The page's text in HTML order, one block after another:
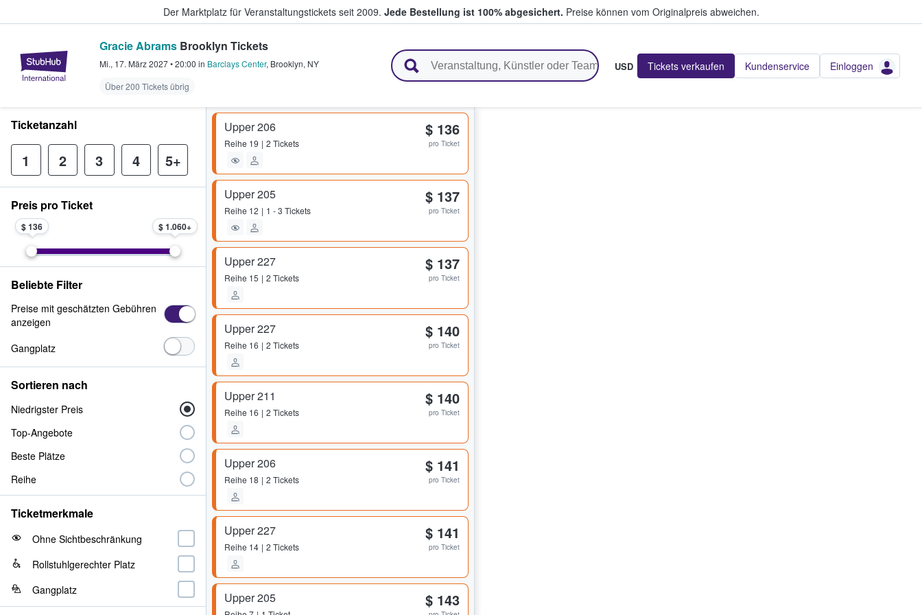
Der Marktplatz für Veranstaltungstickets seit 2009. Jede Bestellung ist 100% abgesichert. Preise können vom Originalpreis abweichen.
StubHub - Wo Fans Tickets kaufen & verkaufen
Gracie Abrams Brooklyn Tickets
Mi., 17. März 2027•20:00 in Barclays Center, Brooklyn, NY
Über 200 Tickets übrig
USD Tickets verkaufen Kundenservice Einloggen
Upper 206
Reihe 19 2 Tickets
$ 136
pro Ticket
Upper 205
Reihe 12 1 - 3 Tickets
$ 137
pro Ticket
Upper 227
Reihe 15 2 Tickets
$ 137
pro Ticket
Upper 227
Reihe 16 2 Tickets
$ 140
pro Ticket
Upper 211
Reihe 16 2 Tickets
$ 140
pro Ticket
Upper 206
Reihe 18 2 Tickets
$ 141
pro Ticket
Upper 227
Reihe 14 2 Tickets
$ 141
pro Ticket
Upper 205 $ 143
Ticketanzahl
1 2 3 4 5+
Preis pro Ticket
$ 136 $ 1.060
Beliebte Filter
Preise mit geschätzten Gebühren
anzeigen
Gangplatz
Sortieren nach
Niedrigster Preis
Top-Angebote
Beste Plätze
Reihe
Ticketmerkmale
Ohne Sichtbeschränkung
Rollstuhlgerechter Platz
Gangplatz